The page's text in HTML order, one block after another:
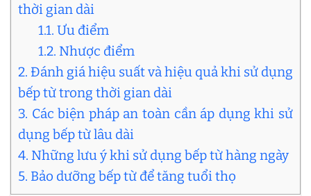
thời gian dài
1.1. Ưu điểm
1.2. Nhược điểm
2. Đánh giá hiệu suất và hiệu quả khi sử dụng
bếp từ trong thời gian dài
3. Các biện pháp an toàn cần áp dụng khi sử
dụng bếp từ lâu dài
4. Những lưu ý khi sử dụng bếp từ hàng ngày
5. Bảo dưỡng bếp từ để tăng tuổi thọ